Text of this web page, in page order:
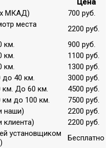
Цена
МКАД)
700 руб.
места
2200 руб.
км.
900 руб.
км.
1100 руб.
км.
1300 руб.
40 км.
3000 руб.
До 60 км.
4500 руб.
до 100 км.
7500 руб.
наши)
2200 руб.
клиента)
2200 руб.
установщиком
Бесплатно